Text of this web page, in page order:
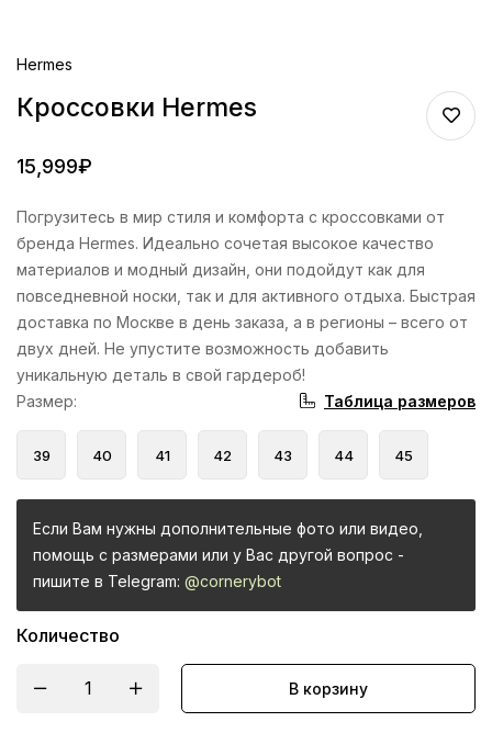
Hermes
Кроссовки Hermes
15,999₽
Погрузитесь в мир стиля и комфорта с кроссовками от
бренда Hermes. Идеально сочетая высокое качество
материалов и модный дизайн, они подойдут как для
повседневной носки, так и для активного отдыха. Быстрая
доставка по Москве в день заказа, а в регионы – всего от
двух дней. Не упустите возможность добавить
уникальную деталь в свой гардероб!
Размер: Таблица размеров
39 40 41 42 43 44 45
Если Вам нужны дополнительные фото или видео,
помощь с размерами или у Вас другой вопрос -
пишите в Telegram: @cornerybot
Количество
В корзину